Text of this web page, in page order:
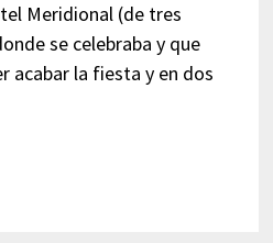
Meridional (de tres
se celebraba y que
acabar la fiesta y en dos